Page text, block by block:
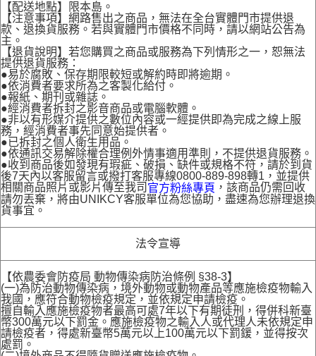
【配送地點】限本島。
【注意事項】網路售出之商品，無法在全台實體門市提供退
款、退換貨服務。若與實體門市價格不同時，請以網站公告為
主。
【退貨說明】若您購買之商品或服務為下列情形之一，恕無法
提供退貨服務：
●易於腐敗、保存期限較短或解約時即將逾期。
●依消費者要求所為之客製化給付。
●報紙、期刊或雜誌。
●經消費者拆封之影音商品或電腦軟體。
●非以有形媒介提供之數位內容或一經提供即為完成之線上服
務，經消費者事先同意始提供者。
●已拆封之個人衛生用品。
●依通訊交易解除權合理例外情事適用準則，不提供退貨服務。
●收到商品後如發現有瑕疵、破損、缺件或規格不符，請於到貨
後7天內以客服留言或撥打客服專線0800-889-898轉1，並提供
相關商品照片或影片傳至我司 官方粉絲專頁 ，該商品仍需回收
請勿丟棄，將由UNIKCY客服單位為您協助，盡速為您辦理退換
貨事宜。
法令宣導
【依農委會防疫局 動物傳染病防治條例 §38-3】
(一)為防治動物傳染病，境外動物或動物產品等應施檢疫物輸入
我國，應符合動物檢疫規定，並依規定申請檢疫。
擅自輸入應施檢疫物者最高可處7年以下有期徒刑，得併科新臺
幣300萬元以下罰金。應施檢疫物之輸入人或代理人未依規定申
請檢疫者，得處新臺幣5萬元以上100萬元以下罰鍰，並得按次
處罰。